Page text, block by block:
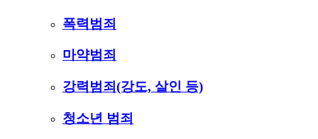
폭력범죄
마약범죄
강력범죄(강도, 살인 등)
청소년 범죄